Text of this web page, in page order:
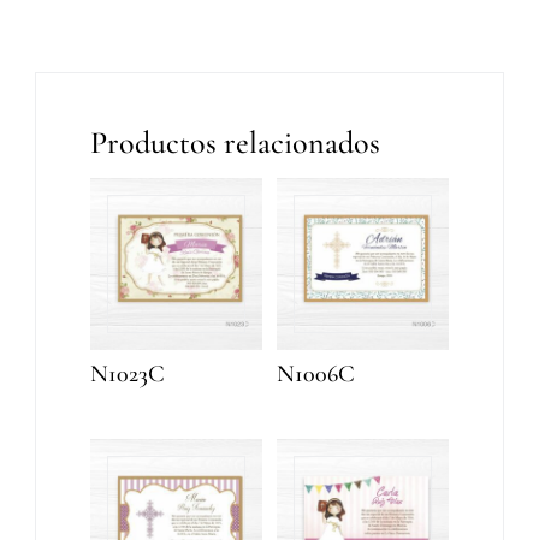
Productos relacionados
N1023C N1006C